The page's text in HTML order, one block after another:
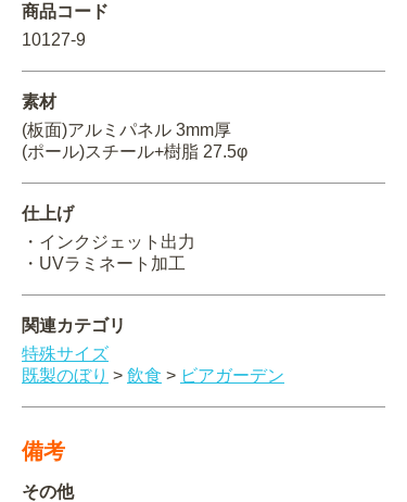
商品コード
10127-9
素材
(板面)アルミパネル 3mm厚
(ポール)スチール+樹脂 27.5φ
仕上げ
・インクジェット出力
・UVラミネート加工
関連カテゴリ
特殊サイズ
既製のぼり > 飲食 > ビアガーデン
備考
その他